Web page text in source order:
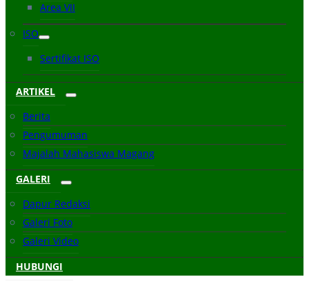
Area VII
ISO
Sertifikat ISO
ARTIKEL
Berita
Pengumuman
Majalah Mahasiswa Magang
GALERI
Dapur Redaksi
Galeri Foto
Galeri Video
HUBUNGI